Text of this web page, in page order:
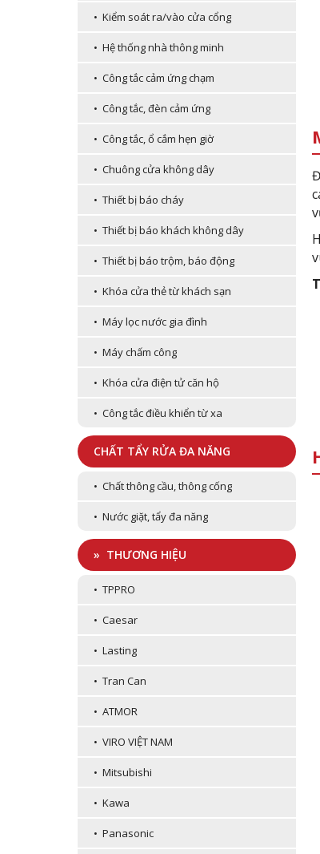
• Kiểm soát ra/vào cửa cổng
• Hệ thống nhà thông minh
• Công tắc cảm ứng chạm
• Công tắc, đèn cảm ứng
• Công tắc, ổ cắm hẹn giờ
• Chuông cửa không dây
• Thiết bị báo cháy
• Thiết bị báo khách không dây
• Thiết bị báo trộm, báo động
• Khóa cửa thẻ từ khách sạn
• Máy lọc nước gia đình
• Máy chấm công
• Khóa cửa điện tử căn hộ
• Công tắc điều khiển từ xa
CHẤT TẨY RỬA ĐA NĂNG
• Chất thông cầu, thông cống
• Nước giặt, tẩy đa năng
» THƯƠNG HIỆU
• TPPRO
• Caesar
• Lasting
• Tran Can
• ATMOR
• VIRO VIỆT NAM
• Mitsubishi
• Kawa
• Panasonic